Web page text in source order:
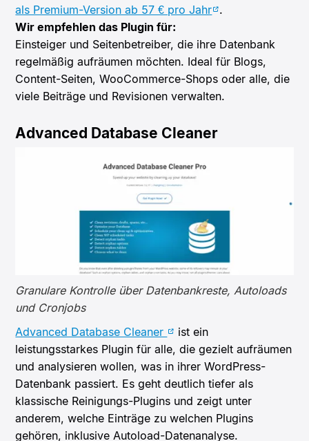
als Premium-Version ab 57 € pro Jahr .
Wir empfehlen das Plugin für:
Einsteiger und Seitenbetreiber, die ihre Datenbank
regelmäßig aufräumen möchten. Ideal für Blogs,
Content-Seiten, WooCommerce-Shops oder alle, die
viele Beiträge und Revisionen verwalten.
Advanced Database Cleaner
Granulare Kontrolle über Datenbankreste, Autoloads
und Cronjobs
Advanced Database Cleaner
ist ein
leistungsstarkes Plugin für alle, die gezielt aufräumen
und analysieren wollen, was in ihrer WordPress-
Datenbank passiert. Es geht deutlich tiefer als
klassische Reinigungs-Plugins und zeigt unter
anderem, welche Einträge zu welchen Plugins
gehören, inklusive Autoload-Datenanalyse.